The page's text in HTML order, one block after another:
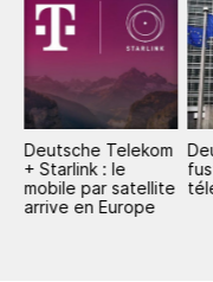
Deutsche Telekom
+ Starlink : le
mobile par satellite
arrive en Europe